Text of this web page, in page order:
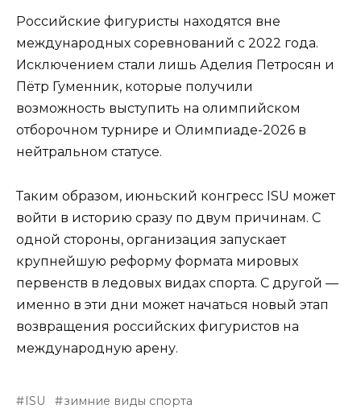
Российские фигуристы находятся вне
международных соревнований с 2022 года.
Исключением стали лишь Аделия Петросян и
Пётр Гуменник, которые получили
возможность выступить на олимпийском
отборочном турнире и Олимпиаде-2026 в
нейтральном статусе.
Таким образом, июньский конгресс ISU может
войти в историю сразу по двум причинам. С
одной стороны, организация запускает
крупнейшую реформу формата мировых
первенств в ледовых видах спорта. С другой —
именно в эти дни может начаться новый этап
возвращения российских фигуристов на
международную арену.
ISU
зимние виды спорта